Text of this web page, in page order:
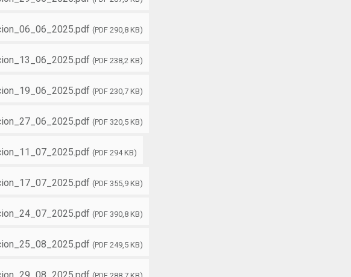
(PDF 290,8 KB)
(PDF 238,2 KB)
(PDF 230,7 KB)
(PDF 320,5 KB)
(PDF 294 KB)
(PDF 355,9 KB)
(PDF 390,8 KB)
(PDF 249,5 KB)